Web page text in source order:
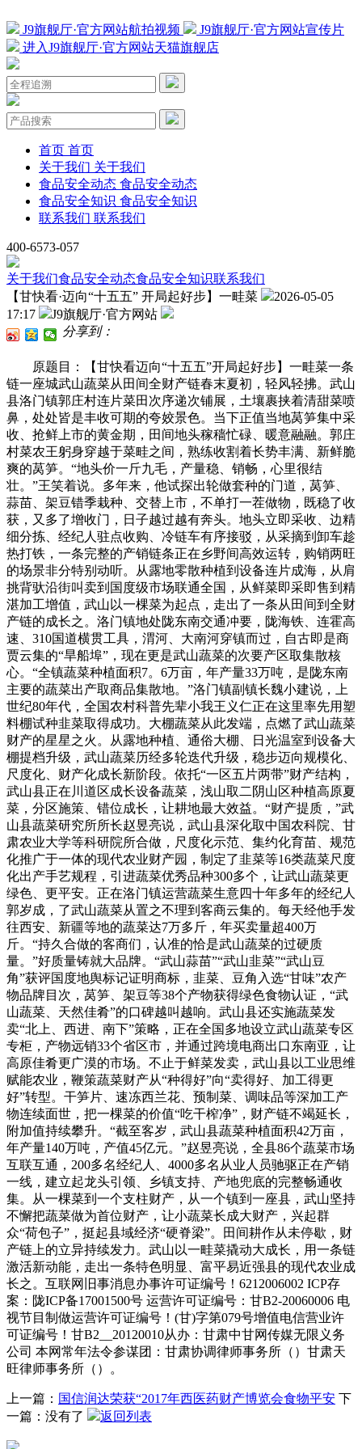
J9旗舰厅·官方网站航拍视频
J9旗舰厅·官方网站宣传片
进入J9旗舰厅·官方网站天猫旗舰店
首页 首页
关于我们 关于我们
食品安全动态 食品安全动态
食品安全知识 食品安全知识
联系我们 联系我们
400-6573-057
关于我们食品安全动态食品安全知识联系我们
【甘快看·迈向“十五五” 开局起好步】一畦菜
2026-05-05
17:17
J9旗舰厅·官方网站
分享到：
原题目：【甘快看迈向“十五五”开局起好步】一畦菜一条
链一座城武山蔬菜从田间全财产链春末夏初，轻风轻拂。武山
县洛门镇郭庄村连片菜田次序递次铺展，土壤裹挟着清甜菜喷
鼻，处处皆是丰收可期的夸姣景色。当下正值当地莴笋集中采
收、抢鲜上市的黄金期，田间地头稼穑忙碌、暖意融融。郭庄
村菜农王躬身穿越于菜畦之间，熟练收割着长势丰满、新鲜脆
爽的莴笋。“地头价一斤九毛，产量稳、销畅，心里很结
壮。”王笑着说。多年来，他试探出轮做套种的门道，莴笋、
蒜苗、架豆错季栽种、交替上市，不单打一茬做物，既稳了收
获，又多了增收门，日子越过越有奔头。地头立即采收、边精
细分拣、经纪人驻点收购、冷链车有序接驳，从采摘到卸车趁
热打铁，一条完整的产销链条正在乡野间高效运转，购销两旺
的场景非分特别动听。从露地零散种植到设备连片成海，从肩
挑背驮沿街叫卖到国度级市场联通全国，从鲜菜即采即售到精
湛加工增值，武山以一棵菜为起点，走出了一条从田间到全财
产链的成长之。洛门镇地处陇东南交通冲要，陇海铁、连霍高
速、310国道横贯工具，渭河、大南河穿镇而过，自古即是商
贾云集的“旱船埠”，现在更是武山蔬菜的次要产区取集散核
心。“全镇蔬菜种植面积7。6万亩，年产量33万吨，是陇东南
主要的蔬菜出产取商品集散地。”洛门镇副镇长魏小建说，上
世纪80年代，全国农村科普先辈小我王义仁正在这里率先用塑
料棚试种韭菜取得成功。大棚蔬菜从此发端，点燃了武山蔬菜
财产的星星之火。从露地种植、通俗大棚、日光温室到设备大
棚提档升级，武山蔬菜历经多轮迭代升级，稳步迈向规模化、
尺度化、财产化成长新阶段。依托“一区五片两带”财产结构，
武山县正在川道区成长设备蔬菜，浅山取二阴山区种植高原夏
菜，分区施策、错位成长，让耕地最大效益。“财产提质，”武
山县蔬菜研究所所长赵昱亮说，武山县深化取中国农科院、甘
肃农业大学等科研院所合做，尺度化示范、集约化育苗、规范
化推广于一体的现代农业财产园，制定了韭菜等16类蔬菜尺度
化出产手艺规程，引进蔬菜优秀品种300多个，让武山蔬菜更
绿色、更平安。正在洛门镇运营蔬菜生意四十年多年的经纪人
郭岁成，了武山蔬菜从置之不理到客商云集的。每天经他手发
往西安、新疆等地的蔬菜达7万多斤，年买卖量超400万
斤。“持久合做的客商们，认准的恰是武山蔬菜的过硬质
量。”好质量铸就大品牌。“武山蒜苗”“武山韭菜”“武山豆
角”获评国度地舆标记证明商标，韭菜、豆角入选“甘味”农产
物品牌目次，莴笋、架豆等38个产物获得绿色食物认证，“武
山蔬菜、天然佳肴”的口碑越叫越响。武山县还实施蔬菜发
卖“北上、西进、南下”策略，正在全国多地设立武山蔬菜专区
专柜，产物远销33个省区市，并通过跨境电商出口东南亚，让
高原佳肴更广漠的市场。不止于鲜菜发卖，武山县以工业思维
赋能农业，鞭策蔬菜财产从“种得好”向“卖得好、加工得更
好”转型。干笋片、速冻西兰花、预制菜、调味品等深加工产
物连续面世，把一棵菜的价值“吃干榨净”，财产链不竭延长，
附加值持续攀升。“截至客岁，武山县蔬菜种植面积42万亩，
年产量140万吨，产值45亿元。”赵昱亮说，全县86个蔬菜市场
互联互通，200多名经纪人、4000多名从业人员驰驱正在产销
一线，建立起龙头引领、乡镇支持、产地兜底的完整畅通收
集。从一棵菜到一个支柱财产，从一个镇到一座县，武山坚持
不懈把蔬菜做为首位财产，让小蔬菜长成大财产，兴起群
众“荷包子”，挺起县域经济“硬脊梁”。田间耕作从未停歇，财
产链上的立异持续发力。武山以一畦菜撬动大成长，用一条链
激活新动能，走出一条特色明显、富平易近强县的现代农业成
长之。互联网旧事消息办事许可证编号！6212006002 ICP存
案：陇ICP备17001500号 运营许可证编号：甘B2-20060006 电
视节目制做运营许可证编号！(甘)字第079号增值电信营业许
可证编号！甘B2__20120010从办：甘肃中甘网传媒无限义务
公司 本网常年法令参谋团：甘肃协调律师事务所（）甘肃天
旺律师事务所（）。
上一篇： 国信润达荣获“2017年西医药财产博览会食物平安 下
一篇：没有了
返回列表